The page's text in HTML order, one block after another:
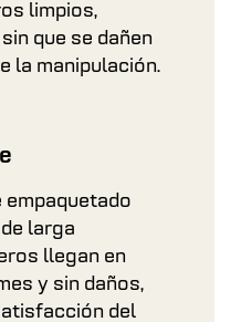
limpios,
que se dañen
la manipulación.
larga
llegan en
y sin daños,
del